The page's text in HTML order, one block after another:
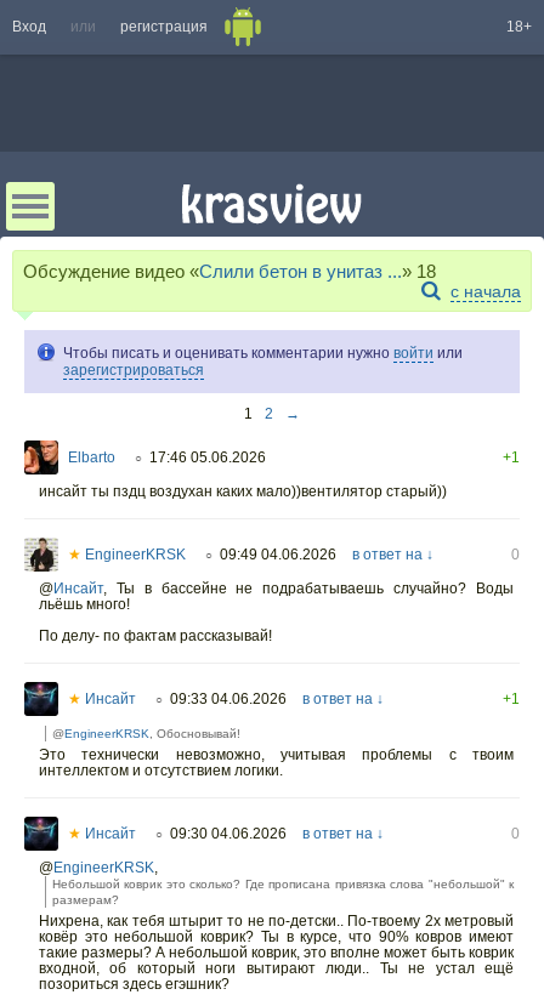
Вход или регистрация 18+
Обсуждение видео «Слили бетон в унитаз ...» 18
с начала
Чтобы писать и оценивать комментарии нужно войти или
зарегистрироваться
1 2 →
Elbarto ○ 17:46 05.06.2026
+1
инсайт ты пздц воздухан каких мало))вентилятор старый))
★ EngineerKRSK ○ 09:49 04.06.2026 в ответ на ↓
0
@Инсайт, Ты в бассейне не подрабатываешь случайно? Воды
льёшь много!
По делу- по фактам рассказывай!
★ Инсайт ○ 09:33 04.06.2026 в ответ на ↓ +1
@EngineerKRSK , Обосновывай!
Это технически невозможно, учитывая проблемы с твоим
интеллектом и отсутствием логики.
★ Инсайт ○ 09:30 04.06.2026 в ответ на ↓
0
@EngineerKRSK,
Небольшой коврик это сколько? Где прописана привязка слова "небольшой" к
размерам?
Нихрена, как тебя штырит то не по-детски.. По-твоему 2х метровый
ковёр это небольшой коврик? Ты в курсе, что 90% ковров имеют
такие размеры? А небольшой коврик, это вполне может быть коврик
входной, об который ноги вытирают люди.. Ты не устал ещё
позориться здесь егэшник?